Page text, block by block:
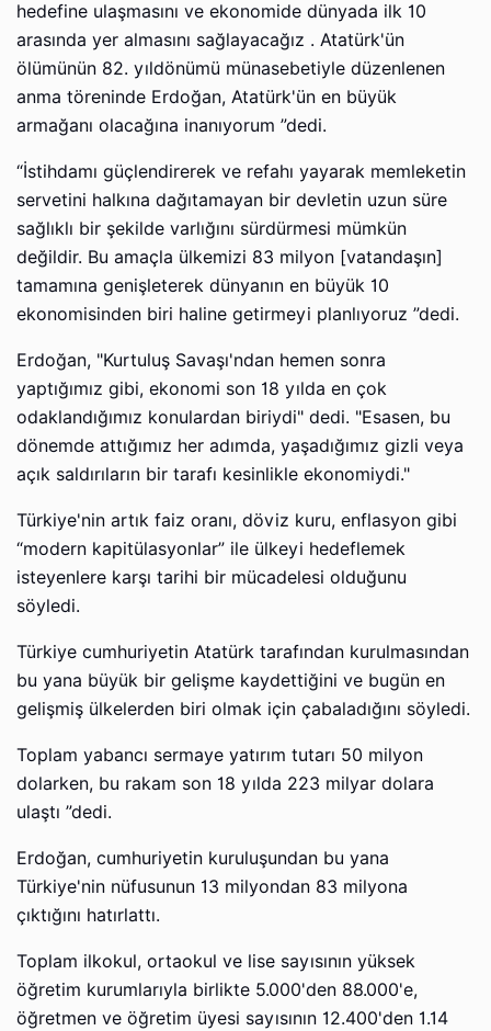
hedefine ulaşmasını ve ekonomide dünyada ilk 10
arasında yer almasını sağlayacağız . Atatürk'ün
ölümünün 82. yıldönümü münasebetiyle düzenlenen
anma töreninde Erdoğan, Atatürk'ün en büyük
armağanı olacağına inanıyorum ”dedi.
“İstihdamı güçlendirerek ve refahı yayarak memleketin
servetini halkına dağıtamayan bir devletin uzun süre
sağlıklı bir şekilde varlığını sürdürmesi mümkün
değildir. Bu amaçla ülkemizi 83 milyon [vatandaşın]
tamamına genişleterek dünyanın en büyük 10
ekonomisinden biri haline getirmeyi planlıyoruz ”dedi.
Erdoğan, "Kurtuluş Savaşı'ndan hemen sonra
yaptığımız gibi, ekonomi son 18 yılda en çok
odaklandığımız konulardan biriydi" dedi. "Esasen, bu
dönemde attığımız her adımda, yaşadığımız gizli veya
açık saldırıların bir tarafı kesinlikle ekonomiydi."
Türkiye'nin artık faiz oranı, döviz kuru, enflasyon gibi
“modern kapitülasyonlar” ile ülkeyi hedeflemek
isteyenlere karşı tarihi bir mücadelesi olduğunu
söyledi.
Türkiye cumhuriyetin Atatürk tarafından kurulmasından
bu yana büyük bir gelişme kaydettiğini ve bugün en
gelişmiş ülkelerden biri olmak için çabaladığını söyledi.
Toplam yabancı sermaye yatırım tutarı 50 milyon
dolarken, bu rakam son 18 yılda 223 milyar dolara
ulaştı ”dedi.
Erdoğan, cumhuriyetin kuruluşundan bu yana
Türkiye'nin nüfusunun 13 milyondan 83 milyona
çıktığını hatırlattı.
Toplam ilkokul, ortaokul ve lise sayısının yüksek
öğretim kurumlarıyla birlikte 5.000'den 88.000'e,
öğretmen ve öğretim üyesi sayısının 12.400'den 1.14